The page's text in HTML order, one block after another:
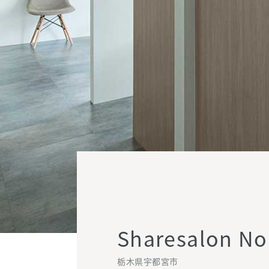
Sharesalon
栃木県宇都宮市